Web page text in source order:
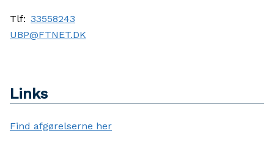
Tlf: 33558243
UBP@FTNET.DK
Links
Find afgørelserne her